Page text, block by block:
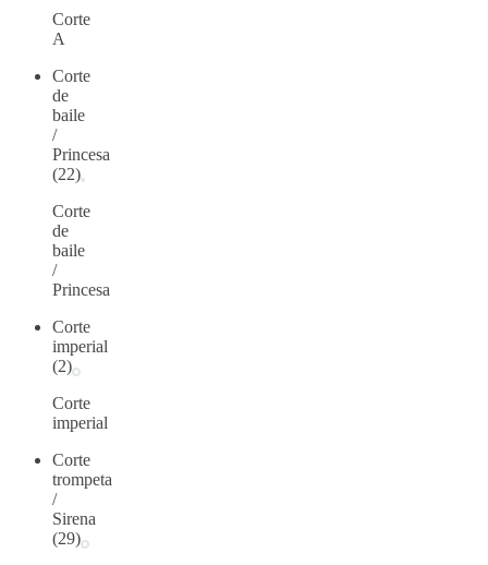
Corte
A
Corte
de
baile
/
Princesa
(22)
Corte
de
baile
/
Princesa
Corte
imperial
(2)
Corte
imperial
Corte
trompeta
/
Sirena
(29)